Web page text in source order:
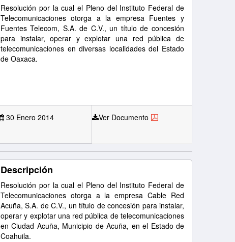
Resolución por la cual el Pleno del Instituto Federal de
Telecomunicaciones otorga a la empresa Fuentes y
Fuentes Telecom, S.A. de C.V., un título de concesión
para instalar, operar y explotar una red pública de
telecomunicaciones en diversas localidades del Estado
de Oaxaca.
30 Enero 2014 Ver Documento
Descripción
Resolución por la cual el Pleno del Instituto Federal de
Telecomunicaciones otorga a la empresa Cable Red
Acuña, S.A. de C.V., un título de concesión para instalar,
operar y explotar una red pública de telecomunicaciones
en Ciudad Acuña, Municipio de Acuña, en el Estado de
Coahuila.